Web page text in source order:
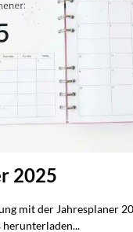
2025
mit der Jahresplaner
herunterladen...